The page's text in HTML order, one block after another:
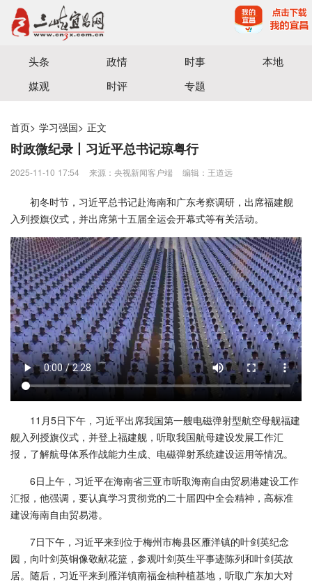
宜昌三峡融媒体中心主办
头条 政情 时事
本地
媒观
时评 专题
首页> 学习强国> 正文
时政微纪录丨习近平总书记琼粤行
2025-11-10 17:54 来源：央视新闻客户端 编辑：王道远
初冬时节，习近平总书记赴海南和广东考察调研，出席福建舰
入列授旗仪式，并出席第十五届全运会开幕式等有关活动。
11月5日下午，习近平出席我国第一艘电磁弹射型航空母舰福建
舰入列授旗仪式，并登上福建舰，听取我国航母建设发展工作汇
报，了解航母体系作战能力生成、电磁弹射系统建设运用等情况。
6日上午，习近平在海南省三亚市听取海南自由贸易港建设工作
汇报，他强调，要认真学习贯彻党的二十届四中全会精神，高标准
建设海南自由贸易港。
7日下午，习近平来到位于梅州市梅县区雁洋镇的叶剑英纪念
园，向叶剑英铜像敬献花篮，参观叶剑英生平事迹陈列和叶剑英故
居。随后，习近平来到雁洋镇南福金柚种植基地，听取广东加大对